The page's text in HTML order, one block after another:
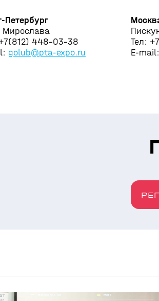
Петербург
Мирослава
448-03-38
golub@pta-expo.ru
Тел:
E-mail: